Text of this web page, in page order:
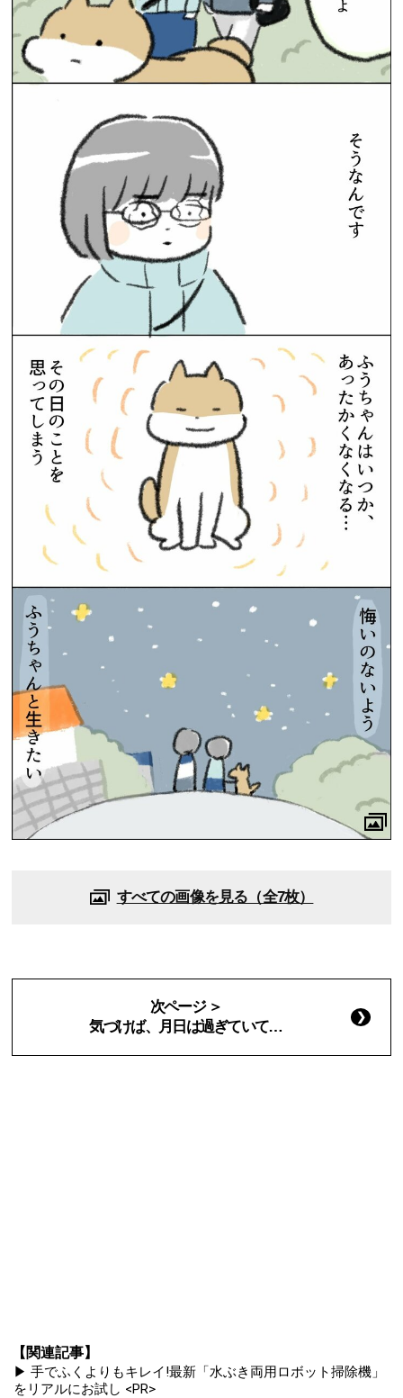
すべての画像を見る（全7枚）
次ページ ＞
気づけば、月日は過ぎていて…
【関連記事】
▶ 手でふくよりもキレイ!最新「水ぶき両用ロボット掃除機」
をリアルにお試し <PR>